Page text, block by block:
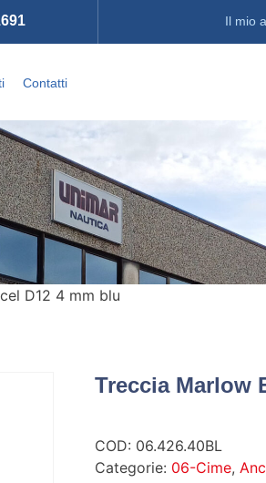
Il mio
Contatti
D12 4 mm blu
Treccia Marlow
COD: 06.426.40BL
Categorie: 06-Cime,